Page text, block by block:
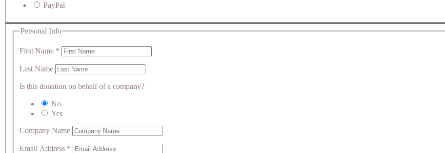
PayPal
Personal Info
First Name *
Last Name
Is this donation on behalf of a company?
No
Yes
Company Name
Email Address *